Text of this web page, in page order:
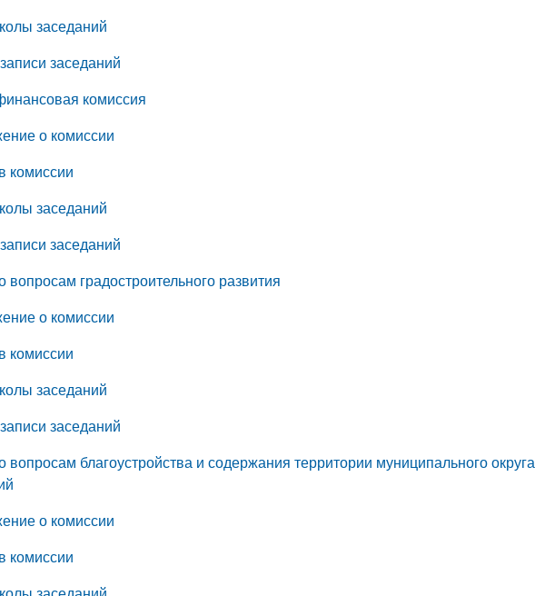
заседаний
заседаний
комиссия
о комиссии
комиссии
заседаний
заседаний
вопросам градостроительного развития
о комиссии
комиссии
заседаний
заседаний
вопросам благоустройства и содержания территории муниципального округа
о комиссии
комиссии